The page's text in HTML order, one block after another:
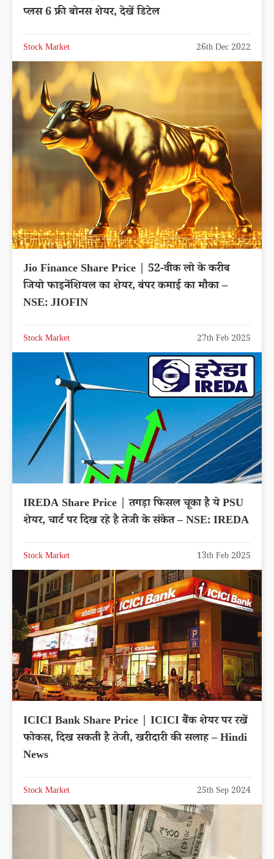
प्लस 6 फ्री बोनस शेयर, देखें डिटेल
Stock Market 26th Dec 2022
Jio Finance Share Price | 52-वीक लो के करीब
जियो फाइनेंशियल का शेयर, बंपर कमाई का मौका –
NSE: JIOFIN
Stock Market 27th Feb 2025
IREDA Share Price | तगड़ा फिसल चूका है ये PSU
शेयर, चार्ट पर दिख रहे है तेजी के संकेत – NSE: IREDA
Stock Market 13th Feb 2025
ICICI Bank Share Price | ICICI बैंक शेयर पर रखें
फोकस, दिख सकती है तेजी, खरीदारी की सलाह – Hindi
News
Stock Market 25th Sep 2024